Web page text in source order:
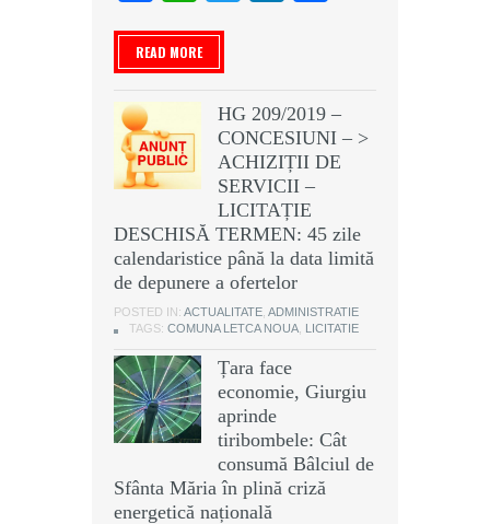
READ MORE
HG 209/2019 –
CONCESIUNI – >
ACHIZIȚII DE
SERVICII –
LICITAȚIE
DESCHISĂ TERMEN: 45 zile
calendaristice până la data limită
de depunere a ofertelor
POSTED IN: ACTUALITATE ADMINISTRATIE
TAGS: COMUNA LETCA NOUA LICITATIE
Țara face
economie, Giurgiu
aprinde
tiribombele: Cât
consumă Bâlciul de
Sfânta Măria în plină criză
energetică națională